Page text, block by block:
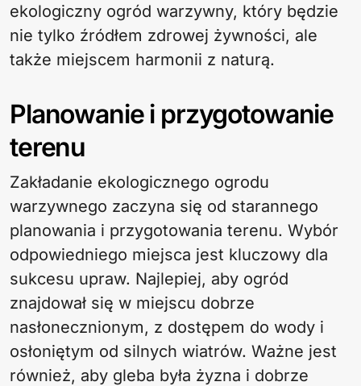
ekologiczny ogród warzywny, który będzie
nie tylko źródłem zdrowej żywności, ale
także miejscem harmonii z naturą.
Planowanie i przygotowanie
terenu
Zakładanie ekologicznego ogrodu
warzywnego zaczyna się od starannego
planowania i przygotowania terenu. Wybór
odpowiedniego miejsca jest kluczowy dla
sukcesu upraw. Najlepiej, aby ogród
znajdował się w miejscu dobrze
nasłonecznionym, z dostępem do wody i
osłoniętym od silnych wiatrów. Ważne jest
również, aby gleba była żyzna i dobrze